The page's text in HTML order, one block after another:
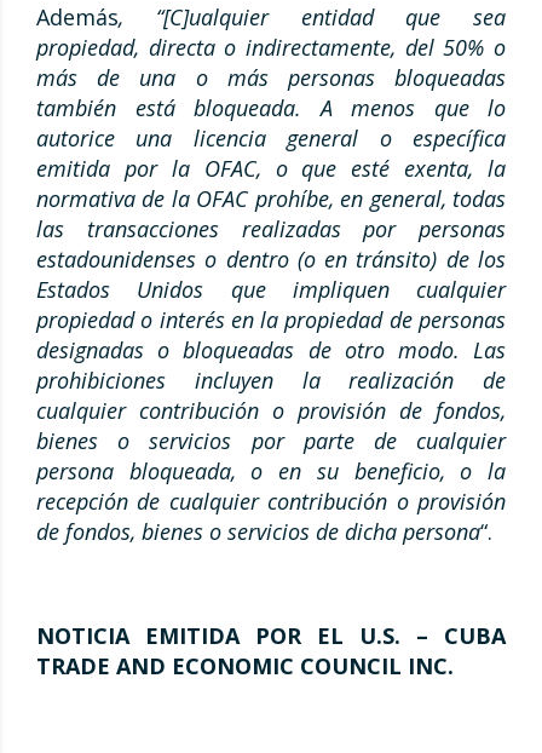
Además, “[C]ualquier entidad que sea
propiedad, directa o indirectamente, del 50% o
más de una o más personas bloqueadas
también está bloqueada. A menos que lo
autorice una licencia general o específica
emitida por la OFAC, o que esté exenta, la
normativa de la OFAC prohíbe, en general, todas
las transacciones realizadas por personas
estadounidenses o dentro (o en tránsito) de los
Estados Unidos que impliquen cualquier
propiedad o interés en la propiedad de personas
designadas o bloqueadas de otro modo. Las
prohibiciones incluyen la realización de
cualquier contribución o provisión de fondos,
bienes o servicios por parte de cualquier
persona bloqueada, o en su beneficio, o la
recepción de cualquier contribución o provisión
de fondos, bienes o servicios de dicha persona“.
NOTICIA EMITIDA POR EL U.S. – CUBA
TRADE AND ECONOMIC COUNCIL INC.